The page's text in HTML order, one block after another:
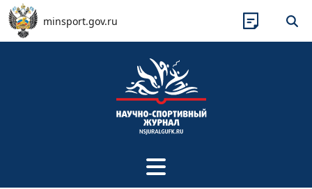
Перейти к основному содержанию
minsport.gov.ru